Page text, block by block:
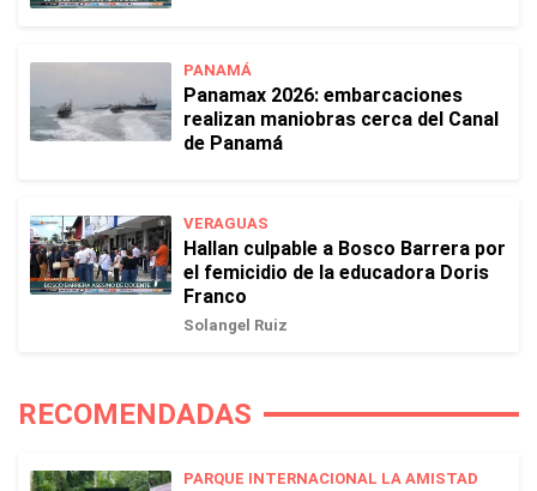
PANAMÁ
Panamax 2026: embarcaciones
realizan maniobras cerca del Canal
de Panamá
VERAGUAS
Hallan culpable a Bosco Barrera por
el femicidio de la educadora Doris
Franco
Solangel Ruiz
RECOMENDADAS
PARQUE INTERNACIONAL LA AMISTAD